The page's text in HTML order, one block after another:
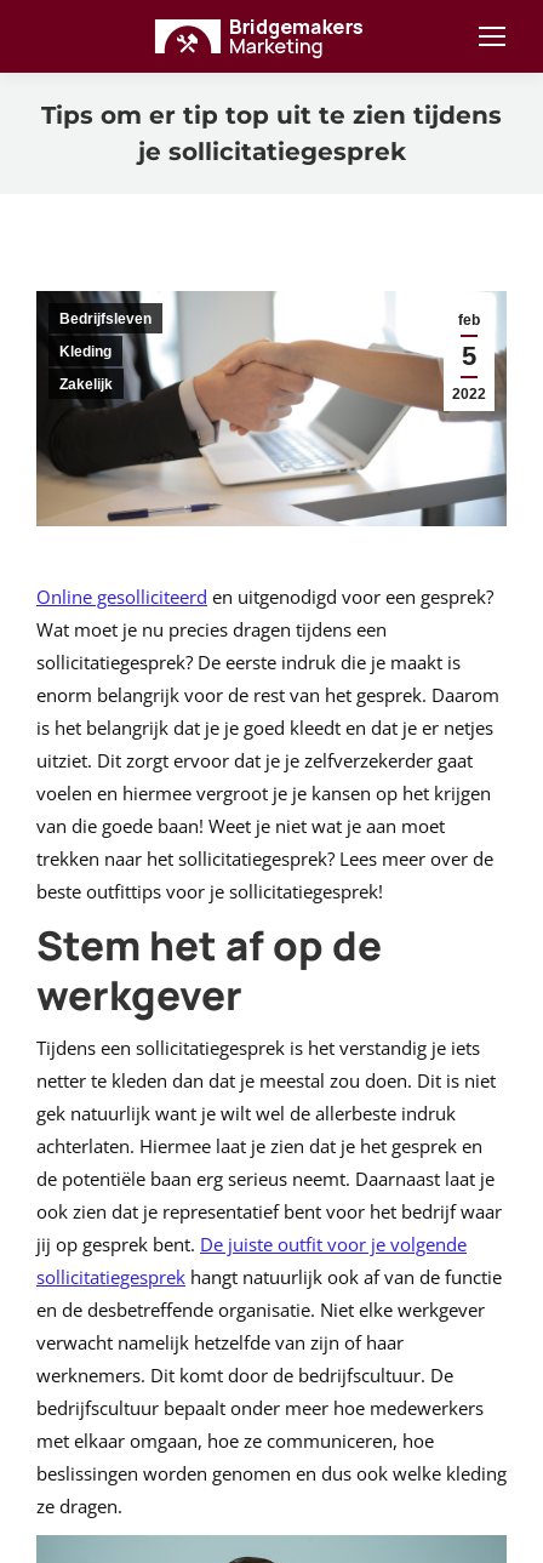
Tips om er tip top uit te zien tijdens
je sollicitatiegesprek
feb
5
2022
Bedrijfsleven
Kleding
Zakelijk
Online gesolliciteerd en uitgenodigd voor een gesprek?
Wat moet je nu precies dragen tijdens een
sollicitatiegesprek? De eerste indruk die je maakt is
enorm belangrijk voor de rest van het gesprek. Daarom
is het belangrijk dat je je goed kleedt en dat je er netjes
uitziet. Dit zorgt ervoor dat je je zelfverzekerder gaat
voelen en hiermee vergroot je je kansen op het krijgen
van die goede baan! Weet je niet wat je aan moet
trekken naar het sollicitatiegesprek? Lees meer over de
beste outfittips voor je sollicitatiegesprek!
Stem het af op de
werkgever
Tijdens een sollicitatiegesprek is het verstandig je iets
netter te kleden dan dat je meestal zou doen. Dit is niet
gek natuurlijk want je wilt wel de allerbeste indruk
achterlaten. Hiermee laat je zien dat je het gesprek en
de potentiële baan erg serieus neemt. Daarnaast laat je
ook zien dat je representatief bent voor het bedrijf waar
jij op gesprek bent. De juiste outfit voor je volgende
sollicitatiegesprek hangt natuurlijk ook af van de functie
en de desbetreffende organisatie. Niet elke werkgever
verwacht namelijk hetzelfde van zijn of haar
werknemers. Dit komt door de bedrijfscultuur. De
bedrijfscultuur bepaalt onder meer hoe medewerkers
met elkaar omgaan, hoe ze communiceren, hoe
beslissingen worden genomen en dus ook welke kleding
ze dragen.